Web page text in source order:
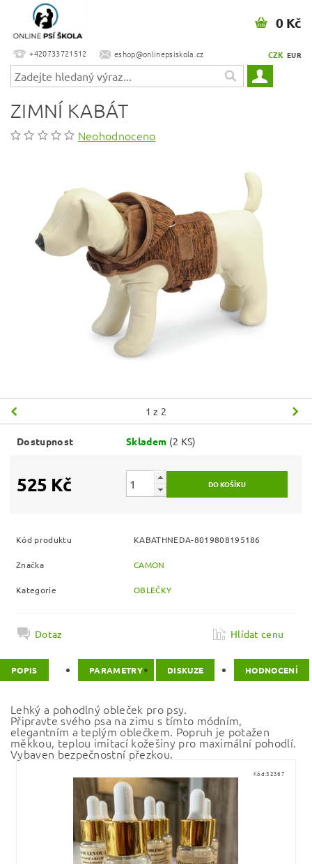
+420733721512 eshop@onlinepsiskola.cz CZK EUR
0 Kč
ZIMNÍ KABÁT
Neohodnoceno
1 z 2
Dostupnost Skladem (2 KS)
525 Kč
Kód produktu KABATHNEDA-8019808195186
Značka CAMON
Kategorie OBLEČKY
Dotaz Hlídat cenu
POPIS PARAMETRY DISKUZE HODNOCENÍ
Lehký a pohodlný obleček pro psy.
Připravte svého psa na zimu s tímto módním,
elegantním a teplým oblečkem. Popruh je potažen
měkkou, teplou imitací kožešiny pro maximální pohodlí.
Vybaven bezpečnostní přezkou.
Kód:32367